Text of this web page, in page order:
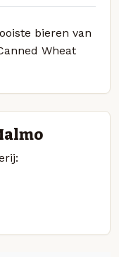
bieren van
Wheat